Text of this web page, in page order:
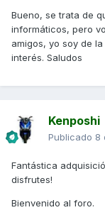
Bueno, se trata de
informáticos, pero
amigos, yo soy de
interés. Saludos
Kenposhi
Publicado 8
Fantástica
disfrutes!
Bienvenido al foro.